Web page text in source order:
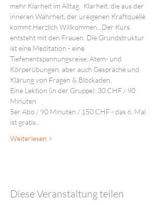
mehr Klarheit im Alltag.  Klarheit, die aus der
inneren Wahrheit, der ureigenen Kraftquelle
kommt.Herzlich Willkommen...Der Kurs
entsteht mit den Frauen. Die Grundstruktur
ist eine Meditation - eine
Tiefenentspannungsreise, Atem- und
Körperübungen, aber auch Gespräche und
Klärung von Fragen & Blockaden.
Eine Lektion (in der Gruppe): 30 CHF / 90
Minuten
5er Abo / 90 Minuten / 150 CHF - das 6. Mal
ist gratis…
Weiterlesen >
Diese Veranstaltung teilen